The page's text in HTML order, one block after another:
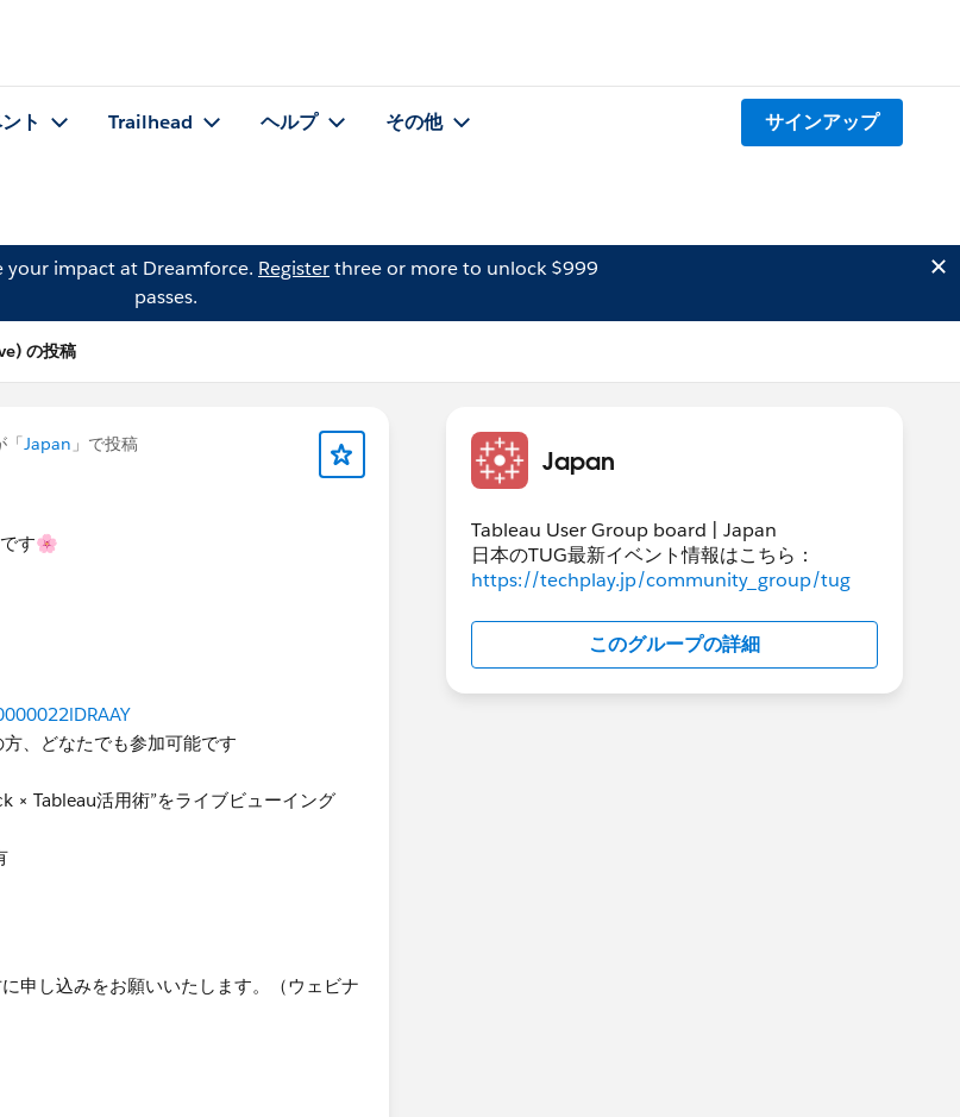
ト Trailhead ヘルプ その他 サインアップ
your impact at Dreamforce. Registerthree or more to unlock $999
passes.
の投稿
「Japan 」で投稿
す🌸
、どなたでも参加可能です
× Tableau活用術”をライブビューイング
申し込みをお願いいたします。（ウェビナ
Japan
Tableau User Group board | Japan
日本のTUG最新イベント情報はこちら：
https://techplay.jp/community_group/tug
このグループの詳細